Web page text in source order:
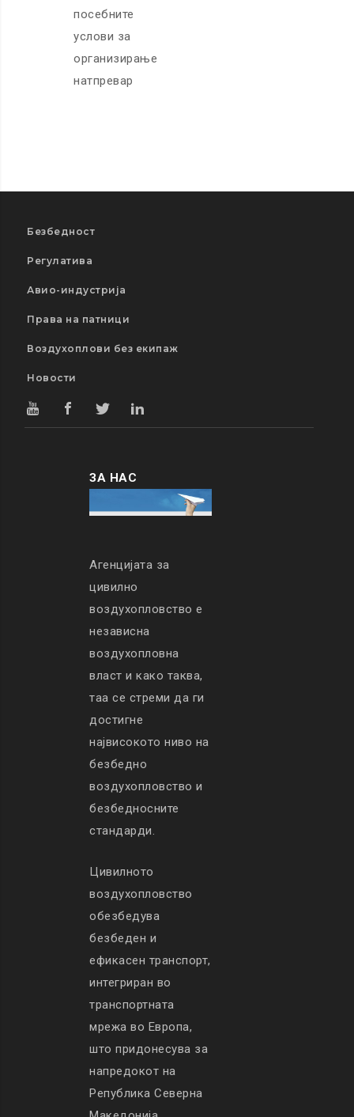
посебните
услови за
организирање
натпревар
Безбедност
Регулатива
Авио-индустрија
Права на патници
Воздухоплови без екипаж
Новости
ЗА НАС
Агенцијата за
цивилно
воздухопловство е
независна
воздухопловна
власт и како таква,
таа се стреми да ги
достигне
највисокото ниво на
безбедно
воздухопловство и
безбедносните
стандарди.
Цивилното
воздухопловство
обезбедува
безбеден и
ефикасен транспорт,
интегриран во
транспортната
мрежа во Европа,
што придонесува за
напредокот на
Република Северна